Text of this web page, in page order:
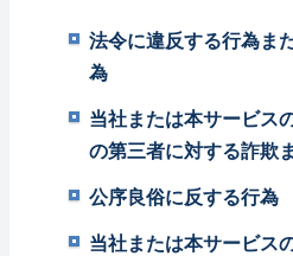
法令に違反する行為ま
為
当社または本サービス
の第三者に対する詐欺
公序良俗に反する行為
当社または本サービス